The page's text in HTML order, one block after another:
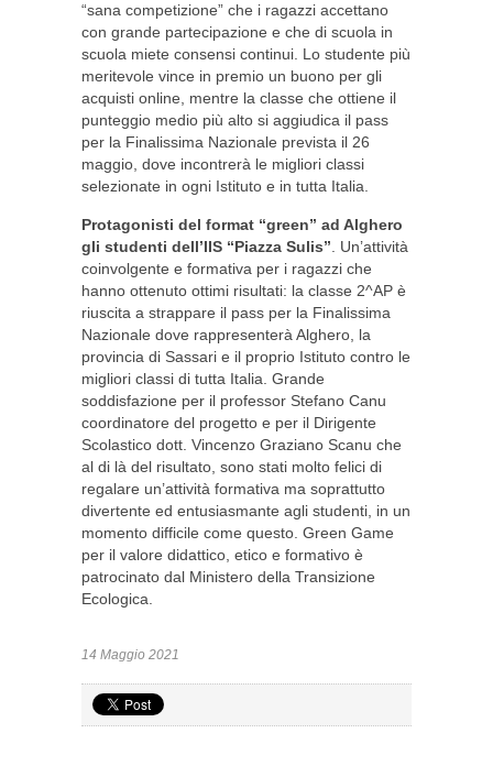
“sana competizione” che i ragazzi accettano
con grande partecipazione e che di scuola in
scuola miete consensi continui. Lo studente più
meritevole vince in premio un buono per gli
acquisti online, mentre la classe che ottiene il
punteggio medio più alto si aggiudica il pass
per la Finalissima Nazionale prevista il 26
maggio, dove incontrerà le migliori classi
selezionate in ogni Istituto e in tutta Italia.
Protagonisti del format “green” ad Alghero
gli studenti dell’IIS “Piazza Sulis” . Un’attività
coinvolgente e formativa per i ragazzi che
hanno ottenuto ottimi risultati: la classe 2^AP è
riuscita a strappare il pass per la Finalissima
Nazionale dove rappresenterà Alghero, la
provincia di Sassari e il proprio Istituto contro le
migliori classi di tutta Italia. Grande
soddisfazione per il professor Stefano Canu
coordinatore del progetto e per il Dirigente
Scolastico dott. Vincenzo Graziano Scanu che
al di là del risultato, sono stati molto felici di
regalare un’attività formativa ma soprattutto
divertente ed entusiasmante agli studenti, in un
momento difficile come questo. Green Game
per il valore didattico, etico e formativo è
patrocinato dal Ministero della Transizione
Ecologica.
14 Maggio 2021